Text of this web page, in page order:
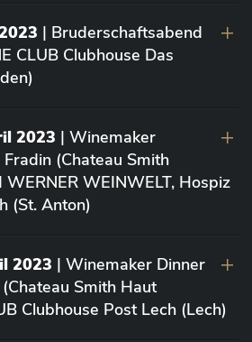
| Bruderschaftsabend
CLUB Clubhouse Das
2023 | Winemaker
(Chateau Smith
WEINWELT, Hospiz
(St. Anton)
2023 | Winemaker Dinner
Smith Haut
Clubhouse Post Lech (Lech)